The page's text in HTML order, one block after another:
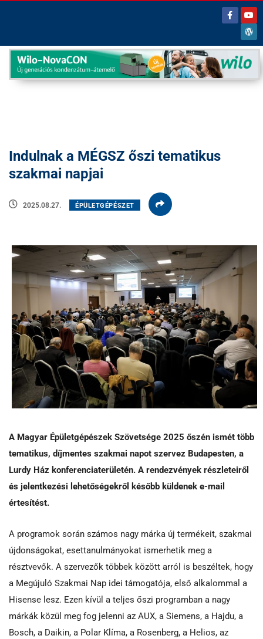
Indulnak a MÉGSZ őszi tematikus
szakmai napjai
2025.08.27. ÉPÜLETGÉPÉSZET
A Magyar Épületgépészek Szövetsége 2025 őszén ismét több
tematikus, díjmentes szakmai napot szervez Budapesten, a
Lurdy Ház konferenciaterületén. A rendezvények részleteiről
és jelentkezési lehetőségekről később küldenek e-mail
értesítést.
A programok során számos nagy márka új termékeit, szakmai
újdonságokat, esettanulmányokat ismerhetik meg a
résztvevők. A szervezők többek között arról is beszéltek, hogy
a Megújuló Szakmai Nap idei támogatója, első alkalommal a
Hisense lesz. Ezen kívül a teljes őszi programban a nagy
márkák közül meg fog jelenni az AUX, a Siemens, a Hajdu, a
Bosch, a Daikin, a Polar Klíma, a Rosenberg, a Helios, az